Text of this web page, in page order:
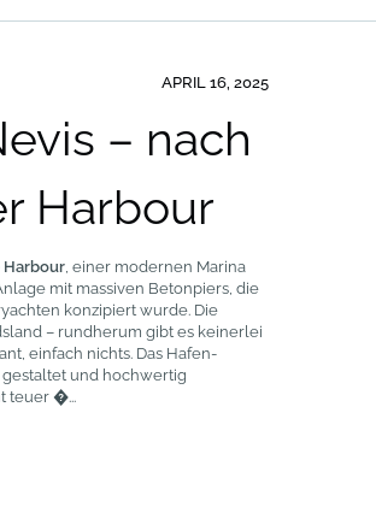
APRIL 16, 2025
– nach
Harbour
Harbour, einer modernen Marina
mit massiven Betonpiers, die
konzipiert wurde. Die
– rundherum gibt es keinerlei
einfach nichts. Das Hafen­
und hochwertig
teuer �...